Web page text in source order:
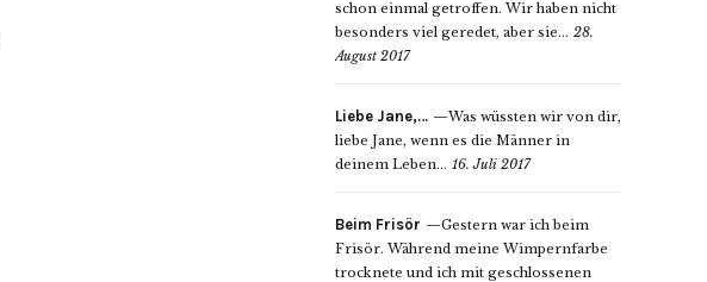
schon einmal getroffen. Wir haben nicht
besonders viel geredet, aber sie... 28.
August 2017
Liebe Jane,…
Was wüssten wir von dir,
liebe Jane, wenn es die Männer in
deinem Leben... 16. Juli 2017
Beim Frisör
Gestern war ich beim
Frisör. Während meine Wimpernfarbe
trocknete und ich mit geschlossenen